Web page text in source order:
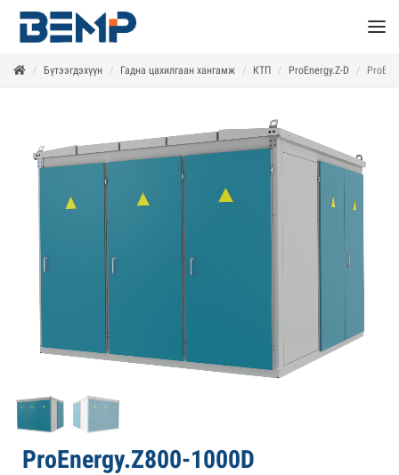
Бүтээгдэхүүн Гадна цахилгаан хангамж КТП ProEnergy.Z-D
РroEnergy.Z800-1000D